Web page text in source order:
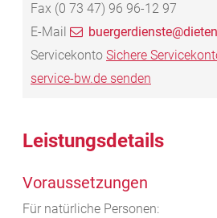
Fax (0 73 47) 96 96-12 97
E-Mail
Servicekonto Sichere
service-bw.de senden
Leistungsdetails
Voraussetzungen
Für natürliche Personen: